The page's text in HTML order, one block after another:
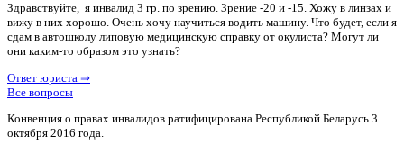
Здравствуйте, я инвалид 3 гр. по зрению. Зрение -20 и -15. Хожу в линзах и
вижу в них хорошо. Очень хочу научиться водить машину. Что будет, если я
сдам в автошколу липовую медицинскую справку от окулиста? Могут ли
они каким-то образом это узнать?
Ответ юриста ⇒
Все вопросы
Конвенция о правах инвалидов ратифицирована Республикой Беларусь 3
октября 2016 года.